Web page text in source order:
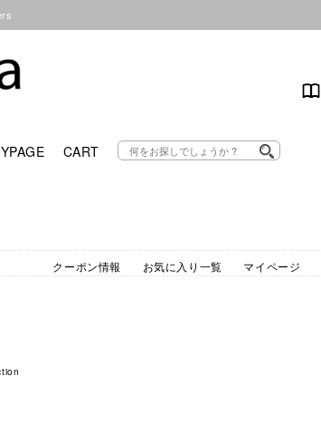
CART
クーポン情報
お気に入り一覧 マイページ